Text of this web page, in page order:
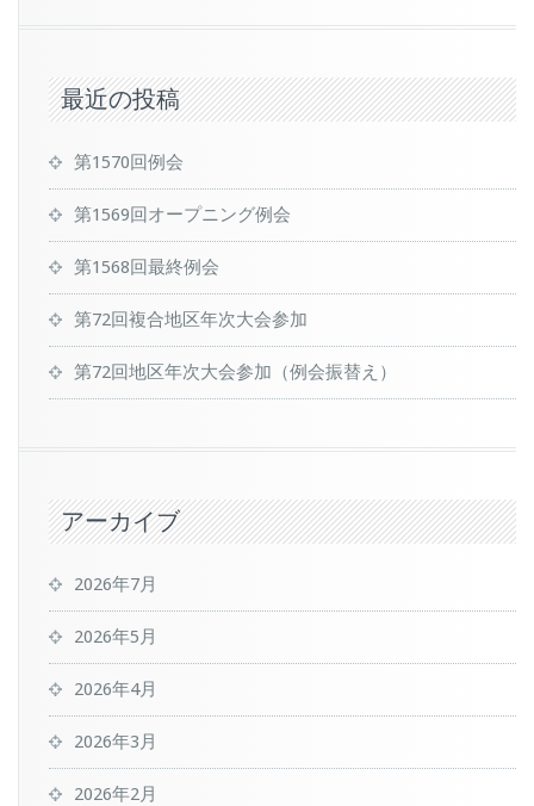
最近の投稿
第1570回例会
第1569回オープニング例会
第1568回最終例会
第72回複合地区年次大会参加
第72回地区年次大会参加（例会振替え）
アーカイブ
2026年7月
2026年5月
2026年4月
2026年3月
2026年2月